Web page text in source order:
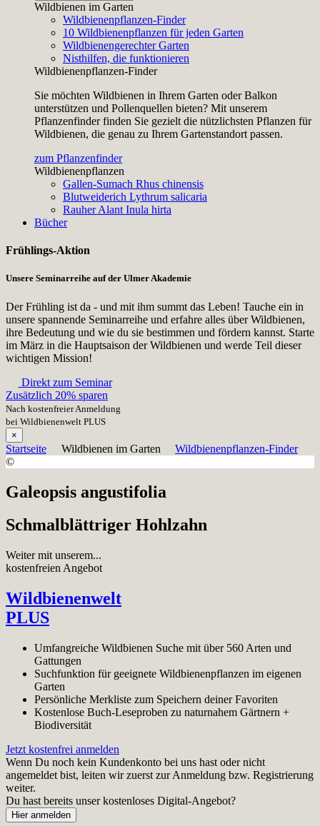
Wildbienen im Garten
Wildbienenpflanzen-Finder
10 Wildbienenpflanzen für jeden Garten
Wildbienengerechter Garten
Nisthilfen, die funktionieren
Wildbienenpflanzen-Finder
Sie möchten Wildbienen in Ihrem Garten oder Balkon
unterstützen und Pollenquellen bieten? Mit unserem
Pflanzenfinder finden Sie gezielt die nützlichsten Pflanzen für
Wildbienen, die genau zu Ihrem Gartenstandort passen.
zum Pflanzenfinder
Wildbienenpflanzen
Gallen-Sumach Rhus chinensis
Blutweiderich Lythrum salicaria
Rauher Alant Inula hirta
Bücher
Frühlings-Aktion
Unsere Seminarreihe auf der Ulmer Akademie
Der Frühling ist da - und mit ihm summt das Leben! Tauche ein in
unsere spannende Seminarreihe und erfahre alles über Wildbienen,
ihre Bedeutung und wie du sie bestimmen und fördern kannst. Starte
im März in die Hauptsaison der Wildbienen und werde Teil dieser
wichtigen Mission!
Direkt zum Seminar
Zusätzlich 20% sparen
Nach kostenfreier Anmeldung
bei Wildbienenwelt PLUS
×
Startseite Wildbienen im Garten
Wildbienenpflanzen-Finder
©
Galeopsis angustifolia
Schmalblättriger Hohlzahn
Weiter mit unserem...
kostenfreien Angebot
Wildbienenwelt
PLUS
Umfangreiche Wildbienen Suche mit über 560 Arten und
Gattungen
Suchfunktion für geeignete Wildbienenpflanzen im eigenen
Garten
Persönliche Merkliste zum Speichern deiner Favoriten
Kostenlose Buch-Leseproben zu naturnahem Gärtnern +
Biodiversität
Jetzt kostenfrei anmelden
Wenn Du noch kein Kundenkonto bei uns hast oder nicht
angemeldet bist, leiten wir zuerst zur Anmeldung bzw. Registrierung
weiter.
Du hast bereits unser kostenloses Digital-Angebot?